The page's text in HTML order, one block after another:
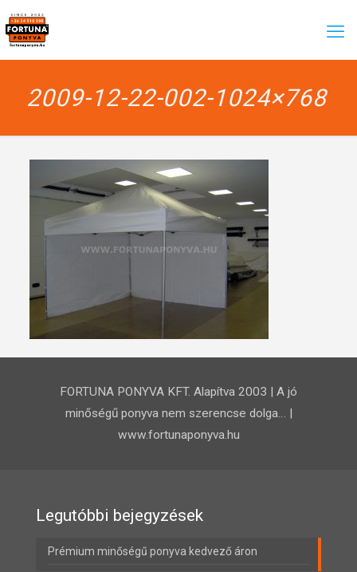
2009-12-22-002-1024×768
FORTUNA PONYVA KFT. Alapítva 2003 | A jó
minőségű ponyva nem szerencse dolga… |
www.fortunaponyva.hu
Legutóbbi bejegyzések
Prémium minőségű ponyva kedvező áron